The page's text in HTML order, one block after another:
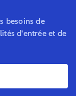
besoins de
d'entrée et de